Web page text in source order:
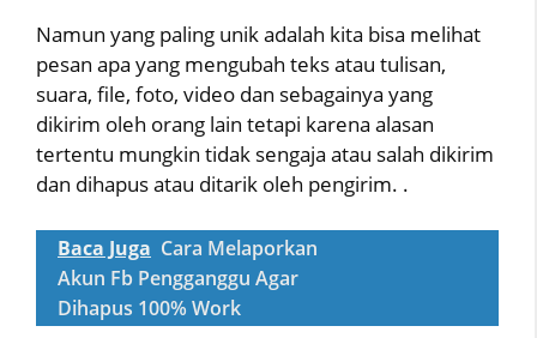
Namun yang paling unik adalah kita bisa melihat
pesan apa yang mengubah teks atau tulisan,
suara, file, foto, video dan sebagainya yang
dikirim oleh orang lain tetapi karena alasan
tertentu mungkin tidak sengaja atau salah dikirim
dan dihapus atau ditarik oleh pengirim. .
Baca Juga Cara Melaporkan
Akun Fb Pengganggu Agar
Dihapus 100% Work